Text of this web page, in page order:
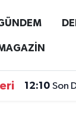
12:10 Son